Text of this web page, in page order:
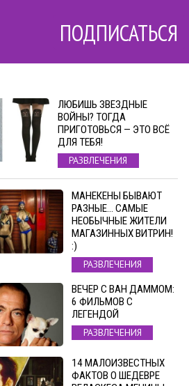
ПОДПИСАТЬСЯ
ЛЮБИШЬ ЗВЕЗДНЫЕ
ВОЙНЫ? ТОГДА
ПРИГОТОВЬСЯ — ЭТО ВСЁ
ДЛЯ ТЕБЯ!
РАЗВЛЕЧЕНИЯ
МАНЕКЕНЫ БЫВАЮТ
РАЗНЫЕ… САМЫЕ
НЕОБЫЧНЫЕ ЖИТЕЛИ
МАГАЗИННЫХ ВИТРИН!
:)
РАЗВЛЕЧЕНИЯ
ВЕЧЕР С ВАН ДАММОМ:
6 ФИЛЬМОВ С
ЛЕГЕНДОЙ
РАЗВЛЕЧЕНИЯ
14 МАЛОИЗВЕСТНЫХ
ФАКТОВ О ШЕДЕВРЕ